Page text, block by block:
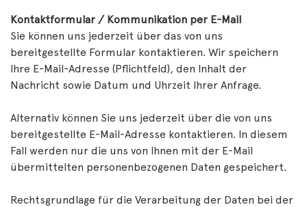
Kontaktformular / Kommunikation per E-Mail
Sie können uns jederzeit über das von uns
bereitgestellte Formular kontaktieren. Wir speichern
Ihre E-Mail-Adresse (Pflichtfeld), den Inhalt der
Nachricht sowie Datum und Uhrzeit Ihrer Anfrage.
Alternativ können Sie uns jederzeit über die von uns
bereitgestellte E-Mail-Adresse kontaktieren. In diesem
Fall werden nur die uns von Ihnen mit der E-Mail
übermittelten personenbezogenen Daten gespeichert.
Rechtsgrundlage für die Verarbeitung der Daten bei der